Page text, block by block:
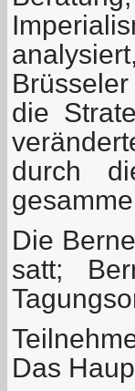
die
durch
Die
satt;
Das